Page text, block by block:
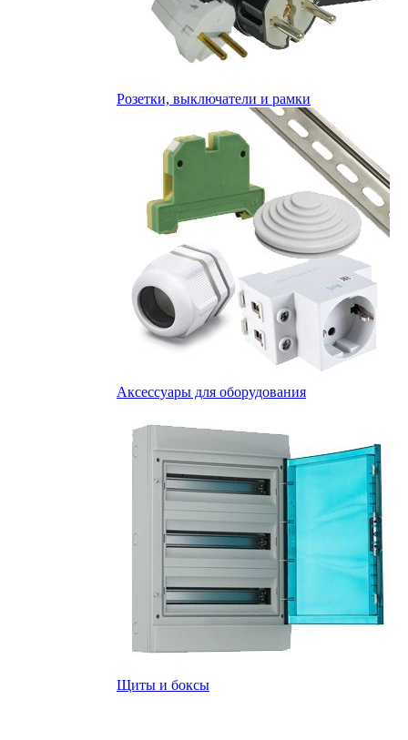
Розетки, выключатели и рамки
Аксессуары для оборудования
Щиты и боксы